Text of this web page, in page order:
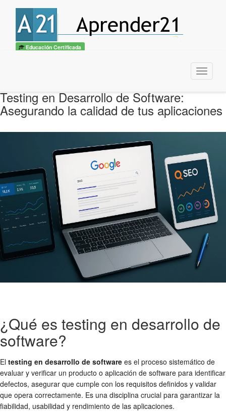
Educación Certificada
Menu
Testing en Desarrollo de Software:
Asegurando la calidad de tus aplicaciones
¿Qué es testing en desarrollo de
software?
El testing en desarrollo de software es el proceso sistemático de
evaluar y verificar un producto o aplicación de software para identificar
defectos, asegurar que cumple con los requisitos definidos y validar
que opera correctamente. Es una disciplina crucial para garantizar la
fiabilidad, usabilidad y rendimiento de las aplicaciones.